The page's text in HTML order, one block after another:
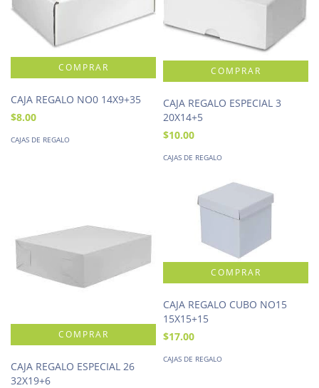
CAJA REGALO NO0 14X9+35
$8.00
CAJAS DE REGALO
CAJA REGALO ESPECIAL 3
20X14+5
$10.00
CAJAS DE REGALO
CAJA REGALO ESPECIAL 26
32X19+6
CAJA REGALO CUBO NO15
15X15+15
$17.00
CAJAS DE REGALO